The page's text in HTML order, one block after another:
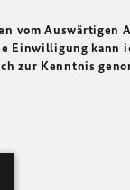
vom Auswärtigen
Einwilligung kann
zur Kenntnis